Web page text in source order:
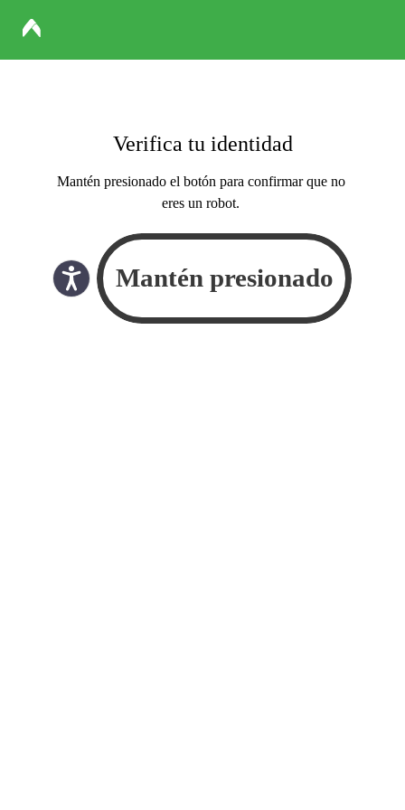
Verifica tu identidad
Mantén presionado el botón para confirmar que no
eres un robot.